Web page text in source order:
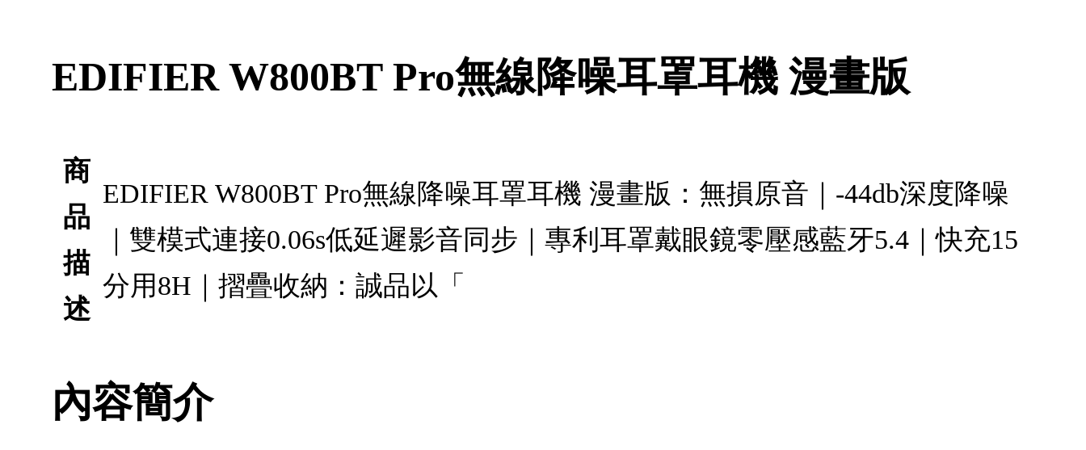
EDIFIER W800BT Pro無線降噪耳罩耳機 漫畫版
商
品
描
述
EDIFIER W800BT Pro無線降噪耳罩耳機 漫畫版：無損原音｜-44db深度降噪
｜雙模式連接0.06s低延遲影音同步｜專利耳罩戴眼鏡零壓感藍牙5.4｜快充15
分用8H｜摺疊收納：誠品以「
內容簡介